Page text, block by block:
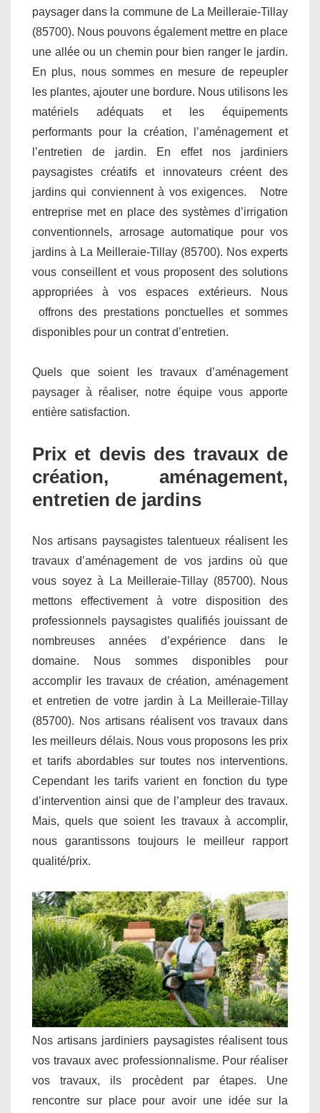
paysager dans la commune de La Meilleraie-Tillay
(85700). Nous pouvons également mettre en place
une allée ou un chemin pour bien ranger le jardin.
En plus, nous sommes en mesure de repeupler
les plantes, ajouter une bordure. Nous utilisons les
matériels adéquats et les équipements
performants pour la création, l’aménagement et
l’entretien de jardin. En effet nos jardiniers
paysagistes créatifs et innovateurs créent des
jardins qui conviennent à vos exigences. Notre
entreprise met en place des systèmes d’irrigation
conventionnels, arrosage automatique pour vos
jardins à La Meilleraie-Tillay (85700). Nos experts
vous conseillent et vous proposent des solutions
appropriées à vos espaces extérieurs. Nous
offrons des prestations ponctuelles et sommes
disponibles pour un contrat d’entretien.
Quels que soient les travaux d’aménagement
paysager à réaliser, notre équipe vous apporte
entière satisfaction.
Prix et devis des travaux de
création, aménagement,
entretien de jardins
Nos artisans paysagistes talentueux réalisent les
travaux d’aménagement de vos jardins où que
vous soyez à La Meilleraie-Tillay (85700). Nous
mettons effectivement à votre disposition des
professionnels paysagistes qualifiés jouissant de
nombreuses années d’expérience dans le
domaine. Nous sommes disponibles pour
accomplir les travaux de création, aménagement
et entretien de votre jardin à La Meilleraie-Tillay
(85700). Nos artisans réalisent vos travaux dans
les meilleurs délais. Nous vous proposons les prix
et tarifs abordables sur toutes nos interventions.
Cependant les tarifs varient en fonction du type
d’intervention ainsi que de l’ampleur des travaux.
Mais, quels que soient les travaux à accomplir,
nous garantissons toujours le meilleur rapport
qualité/prix.
Nos artisans jardiniers paysagistes réalisent tous
vos travaux avec professionnalisme. Pour réaliser
vos travaux, ils procèdent par étapes. Une
rencontre sur place pour avoir une idée sur la